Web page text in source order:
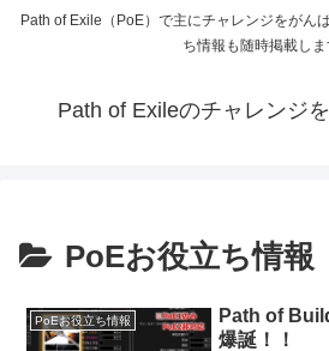
Path of Exile（PoE）で主にチャレンジをがん
ち情報も随時掲載しま
Path of Exileのチャレンジ
PoEお役立ち情報
PoEお役立ち情報
Path of
爆誕！！